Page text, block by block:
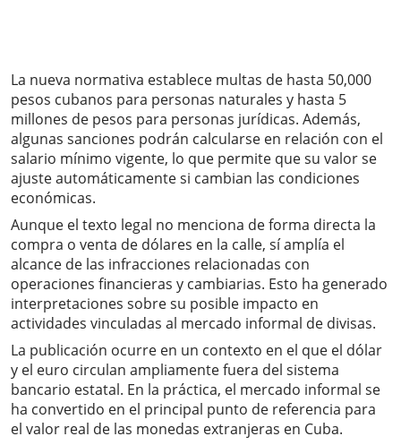
La nueva normativa establece multas de hasta 50,000
pesos cubanos para personas naturales y hasta 5
millones de pesos para personas jurídicas. Además,
algunas sanciones podrán calcularse en relación con el
salario mínimo vigente, lo que permite que su valor se
ajuste automáticamente si cambian las condiciones
económicas.
Aunque el texto legal no menciona de forma directa la
compra o venta de dólares en la calle, sí amplía el
alcance de las infracciones relacionadas con
operaciones financieras y cambiarias. Esto ha generado
interpretaciones sobre su posible impacto en
actividades vinculadas al mercado informal de divisas.
La publicación ocurre en un contexto en el que el dólar
y el euro circulan ampliamente fuera del sistema
bancario estatal. En la práctica, el mercado informal se
ha convertido en el principal punto de referencia para
el valor real de las monedas extranjeras en Cuba.